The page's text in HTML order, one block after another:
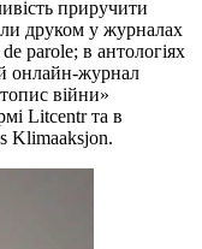
приручити
друком у журналах
parole; в антологіях
онлайн-журнал
війни»
Litcentr та в
Klimaaksjon.